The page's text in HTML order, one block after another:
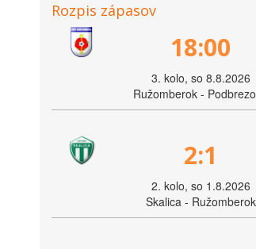
Rozpis zápasov
18:00
3. kolo, so 8.8.2026
Ružomberok -
2:1
2. kolo, so 1.8.2026
Skalica - Ružomberok